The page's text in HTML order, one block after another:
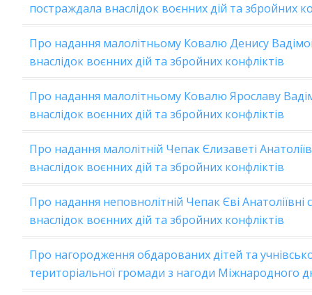
постраждала внаслідок воєнних дій та збройних
Про надання малолітньому Ковалю Денису
внаслідок воєнних дій та збройних конфліктів
Про надання малолітньому Ковалю Ярославу
внаслідок воєнних дій та збройних конфліктів
Про надання малолітній Чепак Єлизаветі
внаслідок воєнних дій та збройних конфліктів
Про надання неповнолітній Чепак Єві
внаслідок воєнних дій та збройних конфліктів
Про нагородження обдарованих дітей та
територіальної громади з нагоди Міжнародного